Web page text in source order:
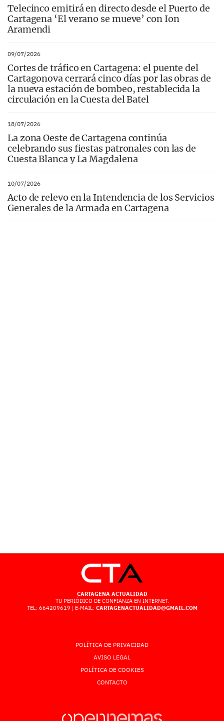
Telecinco emitirá en directo desde el Puerto de
Cartagena ‘El verano se mueve’ con Ion
Aramendi
09/07/2026
Cortes de tráfico en Cartagena: el puente del
Cartagonova cerrará cinco días por las obras de
la nueva estación de bombeo, restablecida la
circulación en la Cuesta del Batel
18/07/2026
La zona Oeste de Cartagena continúa
celebrando sus fiestas patronales con las de
Cuesta Blanca y La Magdalena
10/07/2026
Acto de relevo en la Intendencia de los Servicios
Generales de la Armada en Cartagena
CARTAGENA ACTUALIDAD
TU PERIÓDICO DE CONFIANZA EN INTERNET.
TEL: 664209619 | E-MAIL: CARTAGENACTUALIDAD@GMAIL.COM
POLÍTICA DE PRIVACIDAD
AVISO LEGAL
POLÍTICA DE COOKIES
CONTACTO